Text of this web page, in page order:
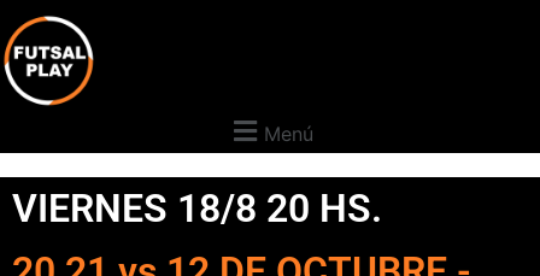
Menú
VIERNES 18/8 20 HS.